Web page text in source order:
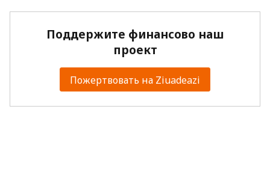
Поддержите финансово наш
проект
Пожертвовать на Ziuadeazi